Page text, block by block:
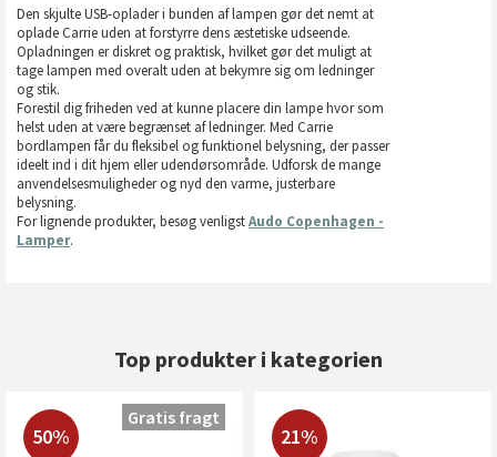
Den skjulte USB-oplader i bunden af lampen gør det nemt at
oplade Carrie uden at forstyrre dens æstetiske udseende.
Opladningen er diskret og praktisk, hvilket gør det muligt at
tage lampen med overalt uden at bekymre sig om ledninger
og stik.
Forestil dig friheden ved at kunne placere din lampe hvor som
helst uden at være begrænset af ledninger. Med Carrie
bordlampen får du fleksibel og funktionel belysning, der passer
ideelt ind i dit hjem eller udendørsområde. Udforsk de mange
anvendelsesmuligheder og nyd den varme, justerbare
belysning.
For lignende produkter, besøg venligstAudo Copenhagen -
Lamper.
Top produkter i kategorien
50%
Gratis fragt
21%